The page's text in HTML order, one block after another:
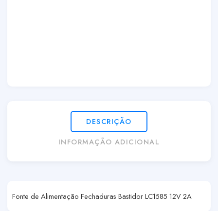
DESCRIÇÃO
INFORMAÇÃO ADICIONAL
Fonte de Alimentação Fechaduras Bastidor LC1585 12V 2A